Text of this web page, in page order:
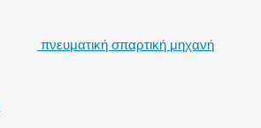
πνευματική σπαρτική μηχανή